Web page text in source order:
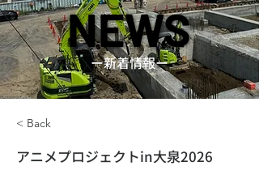
NEWS
NEWS
​ー新着情報ー
< Back
アニメプロジェクトin大泉2026